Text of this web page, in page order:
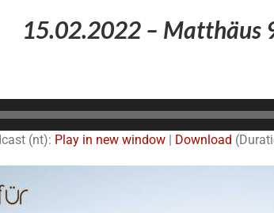
15.02.2022 – Matthäus
(nt): Play in new window| Download